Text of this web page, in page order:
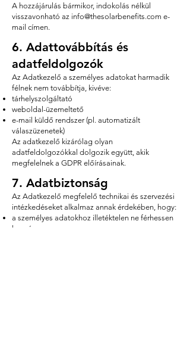
A hozzájárulás bármikor, indokolás nélkül
visszavonható az info@thesolarbenefits.com e-
mail címen.
6. Adattovábbítás és
adatfeldolgozók
Az Adatkezelő a személyes adatokat harmadik
félnek nem továbbítja, kivéve:
tárhelyszolgáltató
weboldal-üzemeltető
e-mail küldő rendszer (pl. automatizált
válaszüzenetek)
Az adatkezelő kizárólag olyan
adatfeldolgozókkal dolgozik együtt, akik
megfelelnek a GDPR előírásainak.
7. Adatbiztonság
Az Adatkezelő megfelelő technikai és szervezési
intézkedéseket alkalmaz annak érdekében, hogy:
a személyes adatokhoz illetéktelen ne férhessen
hozzá